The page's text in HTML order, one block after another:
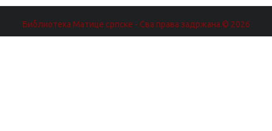
Библиотека Матице српске - Сва права задржана.© 2026